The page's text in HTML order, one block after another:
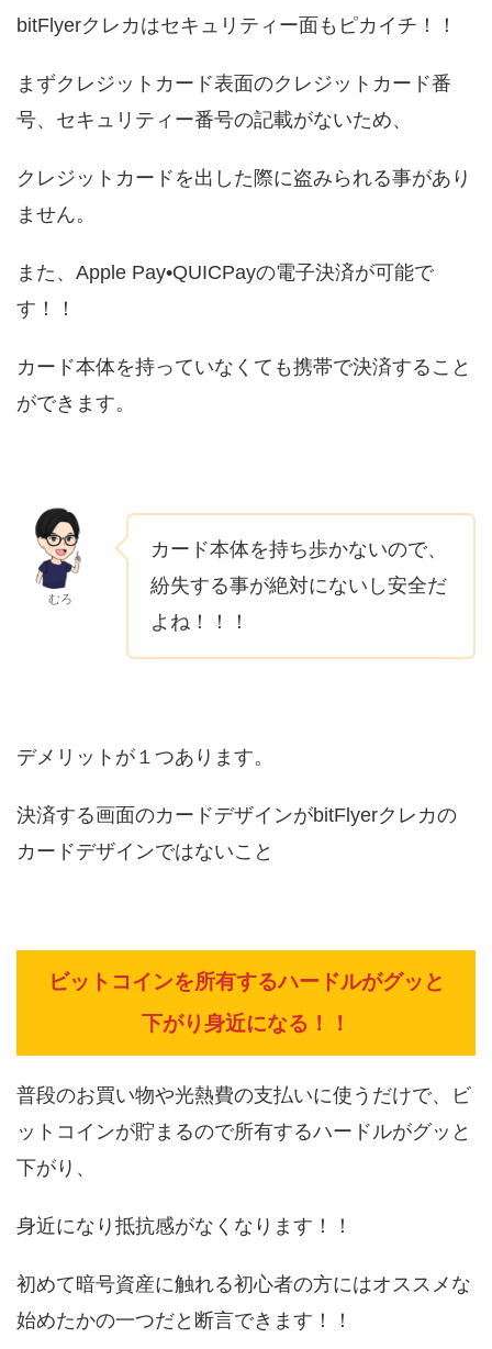
bitFlyerクレカはセキュリティー面もピカイチ！！
まずクレジットカード表面のクレジットカード番
号、セキュリティー番号の記載がないため、
クレジットカードを出した際に盗みられる事があり
ません。
また、Apple Pay•QUICPayの電子決済が可能で
す！！
カード本体を持っていなくても携帯で決済すること
ができます。
むろ
カード本体を持ち歩かないので、
紛失する事が絶対にないし安全だ
よね！！！
デメリットが１つあります。
決済する画面のカードデザインがbitFlyerクレカの
カードデザインではないこと
ビットコインを所有するハードルがグッと
下がり身近になる！！
普段のお買い物や光熱費の支払いに使うだけで、ビ
ットコインが貯まるので所有するハードルがグッと
下がり、
身近になり抵抗感がなくなります！！
初めて暗号資産に触れる初心者の方にはオススメな
始めたかの一つだと断言できます！！